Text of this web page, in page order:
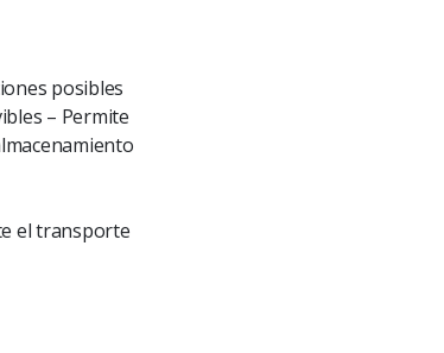
posibles
– Permite
el transporte